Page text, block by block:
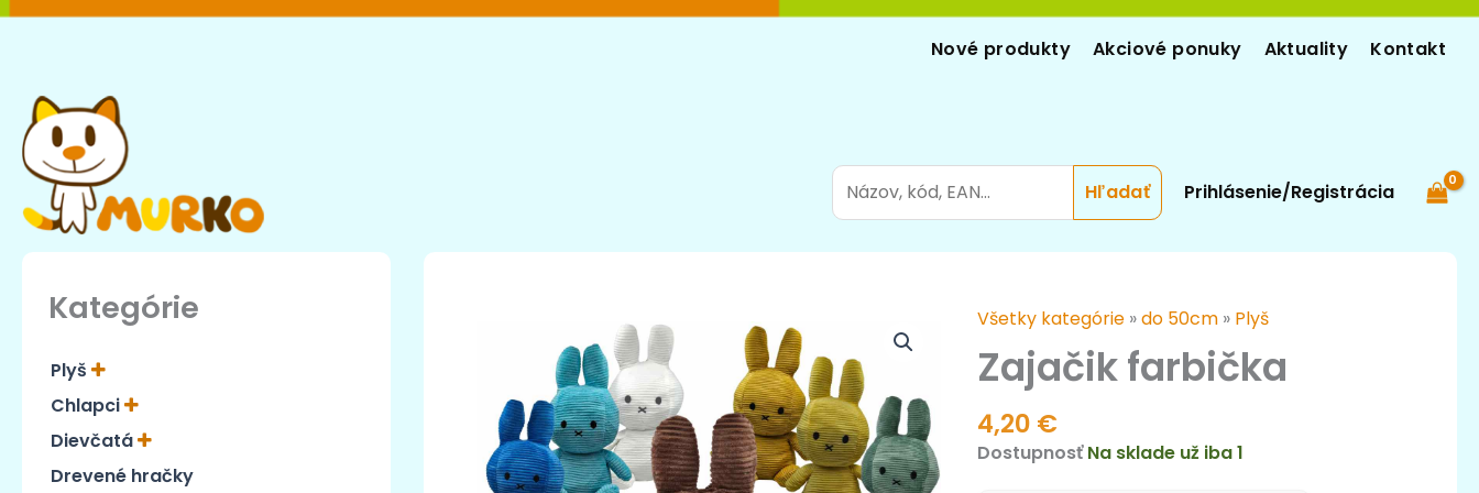
Preskočiť
Nové produkty Akciové ponuky Aktuality Kontakt
Search
for: Prihlásenie/Registrácia
Kategórie
Plyš
Chlapci
Dievčatá
Drevené hračky
Všetky kategórie »do 50cm » Plyš
Zajačik farbička
4,20 €
Dostupnosť Na sklade už iba 1
množstvo
Zajačik
farbička